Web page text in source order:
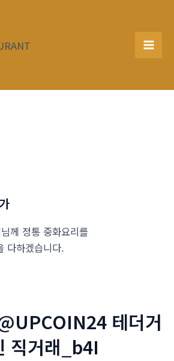
Main
께 정통 중화요리를
다하겠습니다.
테더거
직거래_b4I